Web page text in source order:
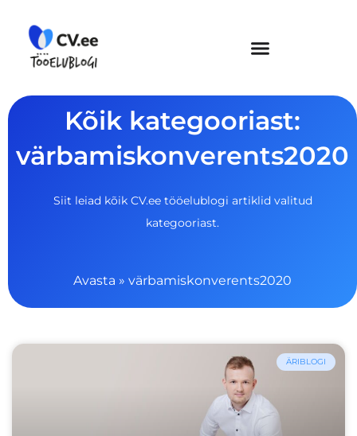
content
Kõik kategooriast:
värbamiskonverents2020
Siit leiad kõik CV.ee tööelublogi artiklid valitud
kategooriast.
Avasta » värbamiskonverents2020
ÄRIBLOGI